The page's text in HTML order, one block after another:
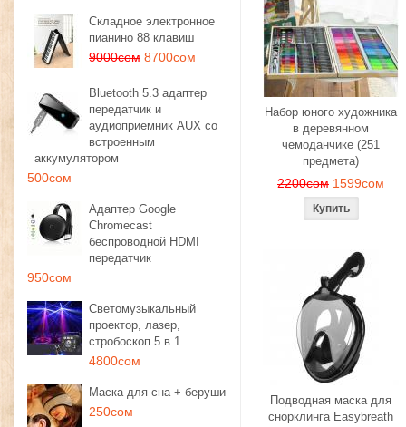
Складное электронное
пианино 88 клавиш
9000сом 8700сом
Bluetooth 5.3 адаптер
передатчик и
аудиоприемник AUX со
встроенным
аккумулятором
500сом
Адаптер Google
Chromecast
беспроводной HDMI
передатчик
950сом
Светомузыкальный
проектор, лазер,
стробоскоп 5 в 1
4800сом
Маска для сна + беруши
250сом
Набор юного художника
в деревянном
чемоданчике (251
предмета)
2200сом 1599сом
Подводная маска для
снорклинга Easybreath